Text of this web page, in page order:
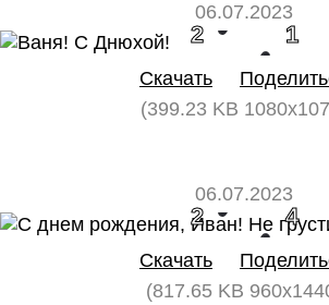
06.07.2023
2 1
Скачать
(399.23 KB
06.07.2023
2 4
Скачать
(817.65 KB